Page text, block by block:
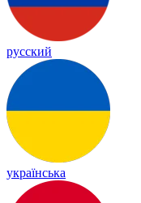
русский
українська